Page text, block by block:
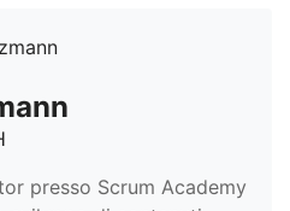
presso Scrum Academy